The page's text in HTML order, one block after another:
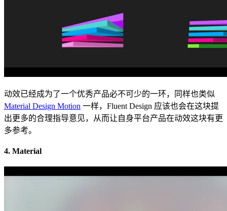
动效已经成为了一个优秀产品必不可少的一环，同样也类似
Material Design Motion 一样，Fluent Design 应该也会在这块提
出更多的合理指导意见，从而让自身平台产品在动效这块有更
多参考。
4. Material